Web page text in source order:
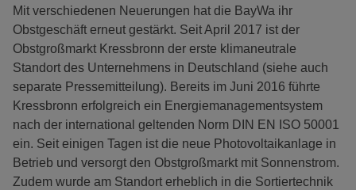
Mit verschiedenen Neuerungen hat die BayWa ihr
Obstgeschäft erneut gestärkt. Seit April 2017 ist der
Obstgroßmarkt Kressbronn der erste klimaneutrale
Standort des Unternehmens in Deutschland (siehe auch
separate Pressemitteilung). Bereits im Juni 2016 führte
Kressbronn erfolgreich ein Energiemanagementsystem
nach der international geltenden Norm DIN EN ISO 50001
ein. Seit einigen Tagen ist die neue Photovoltaikanlage in
Betrieb und versorgt den Obstgroßmarkt mit Sonnenstrom.
Zudem wurde am Standort erheblich in die Sortiertechnik